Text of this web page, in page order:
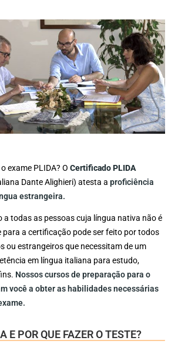
exame PLIDA? O Certificado PLIDA
Dante Alighieri) atesta a proficiência
estrangeira.
a todas as pessoas cuja língua nativa não é
para a certificação pode ser feito por todos
ou estrangeiros que necessitam de um
em língua italiana para estudo,
Nossos cursos de preparação para o
você a obter as habilidades necessárias
E POR QUE FAZER O TESTE?